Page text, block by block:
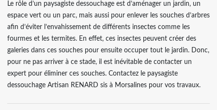
Le rôle d’un paysagiste dessouchage est d’aménager un jardin, un
espace vert ou un parc, mais aussi pour enlever les souches d’arbres
afin d’éviter l’envahissement de différents insectes comme les
fourmes et les termites. En effet, ces insectes peuvent créer des
galeries dans ces souches pour ensuite occuper tout le jardin. Donc,
pour ne pas arriver à ce stade, il est inévitable de contacter un
expert pour éliminer ces souches. Contactez le paysagiste
dessouchage Artisan RENARD sis à Morsalines pour vos travaux.